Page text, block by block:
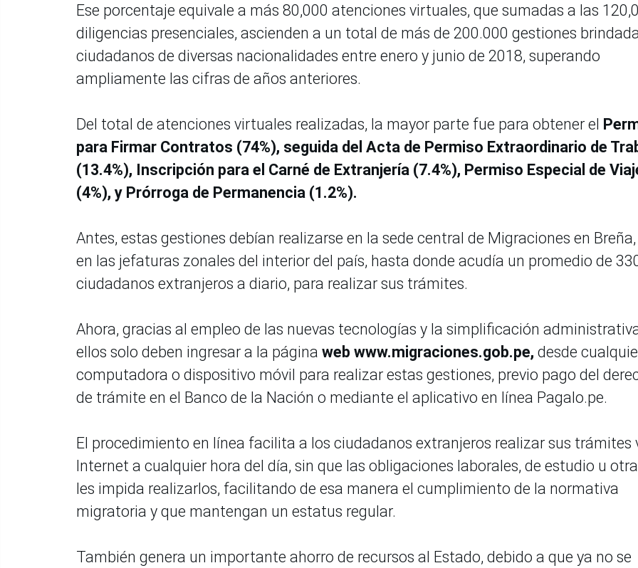
Ese porcentaje equivale a más 80,000 atenciones virtuales, que sumadas a las
diligencias presenciales, ascienden a un total de más de 200.000 gestiones
ciudadanos de diversas nacionalidades entre enero y junio de 2018, superando
ampliamente las cifras de años anteriores.
Del total de atenciones virtuales realizadas, la mayor parte fue para obtener el
para Firmar Contratos (74%), seguida del Acta de Permiso Extraordinario de
(13.4%), Inscripción para el Carné de Extranjería (7.4%), Permiso Especial de
(4%), y Prórroga de Permanencia (1.2%).
Antes, estas gestiones debían realizarse en la sede central de Migraciones en
en las jefaturas zonales del interior del país, hasta donde acudía un promedio de
ciudadanos extranjeros a diario, para realizar sus trámites.
Ahora, gracias al empleo de las nuevas tecnologías y la simplificación
ellos solo deben ingresar a la página web www.migraciones.gob.pe, desde
computadora o dispositivo móvil para realizar estas gestiones, previo pago del
de trámite en el Banco de la Nación o mediante el aplicativo en línea Pagalo.pe.
El procedimiento en línea facilita a los ciudadanos extranjeros realizar sus trámites
Internet a cualquier hora del día, sin que las obligaciones laborales, de estudio u
les impida realizarlos, facilitando de esa manera el cumplimiento de la normativa
migratoria y que mantengan un estatus regular.
También genera un importante ahorro de recursos al Estado, debido a que ya no se